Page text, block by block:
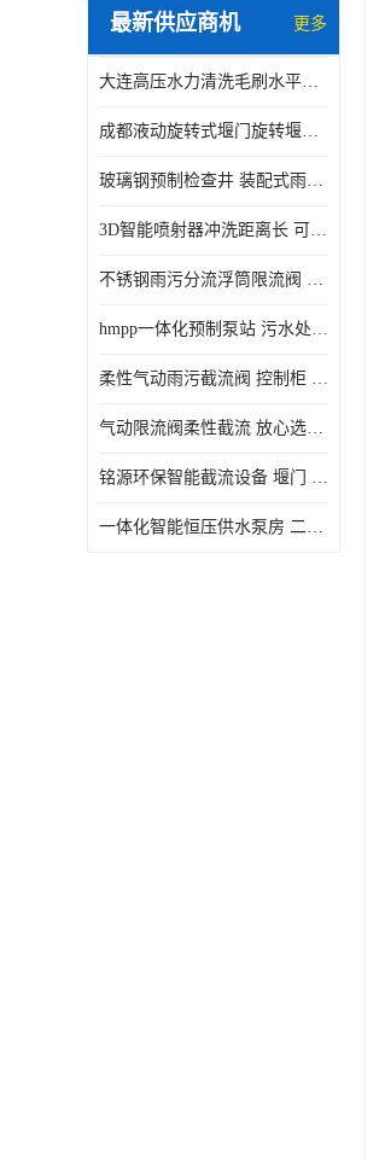
智能一体化供水泵房
智能一体化净水设备
最新供应商机 更多
大连高压水力清洗毛刷水平自清洁滚刷 水力自动冲洗系统 水力清洗
成都液动旋转式堰门旋转堰门 自动控制 SUS304
玻璃钢预制检查井 装配式雨水污水井 初期弃流井 源头厂家
3D智能喷射器冲洗距离长 可270度旋转 高强度水压远距离喷洗
不锈钢雨污分流浮筒限流阀 DN150-DN1000 品质可信
hmpp一体化预制泵站 污水处理系统 乡镇学校市政排水 厂家供应
柔性气动雨污截流阀 控制柜 远程控制安全性高检修方便
气动限流阀柔性截流 放心选购 控源截污铭源环保
铭源环保智能截流设备 堰门 铸铁调节闸门作用 源头商家 可定制
一体化智能恒压供水泵房 二次加压供水设备户外智慧泵房